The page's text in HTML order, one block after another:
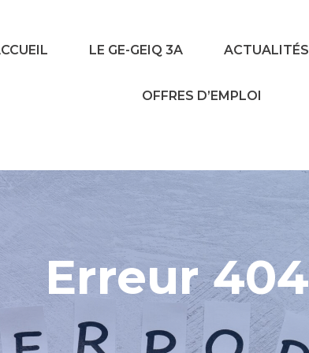
LE GE-GEIQ 3A ACTUALITÉS
OFFRES D’EMPLOI
Erreur 404